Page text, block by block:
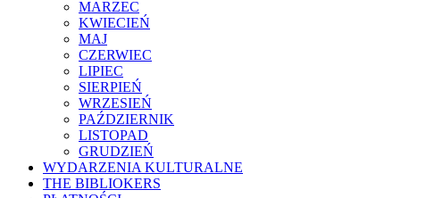
MARZEC
KWIECIEŃ
MAJ
CZERWIEC
LIPIEC
SIERPIEŃ
WRZESIEŃ
PAŹDZIERNIK
LISTOPAD
GRUDZIEŃ
WYDARZENIA KULTURALNE
THE BIBLIOKERS